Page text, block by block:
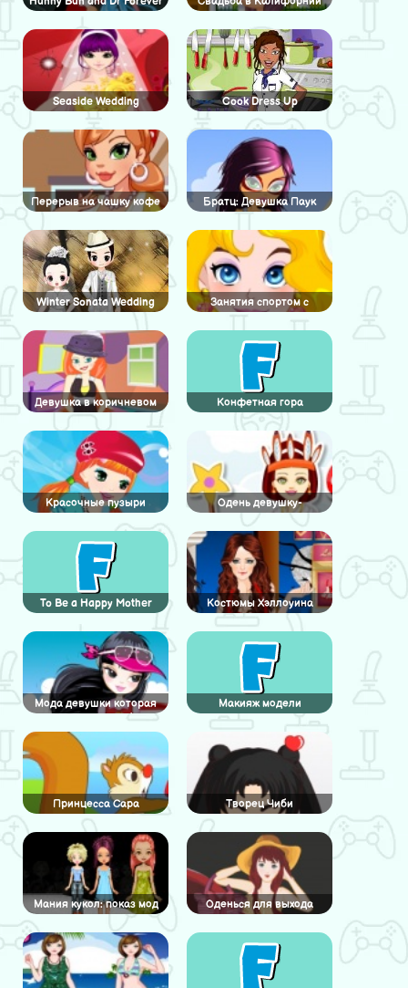
Seaside Wedding Cook Dress Up
Перерыв на чашку кофе Братц: Девушка Паук
Winter Sonata Wedding
Занятия спортом с
девушками
Девушка в коричневом Конфетная гора
Красочные пузыри
Одень девушку-
коренную жительницу
Америка
To Be a Happy Mother Костюмы Хэллоуина
Мода девушки которая
играет в гольф
Макияж модели
Принцесса Сара Творец Чиби
Мания кукол: показ мод Оденься для выхода